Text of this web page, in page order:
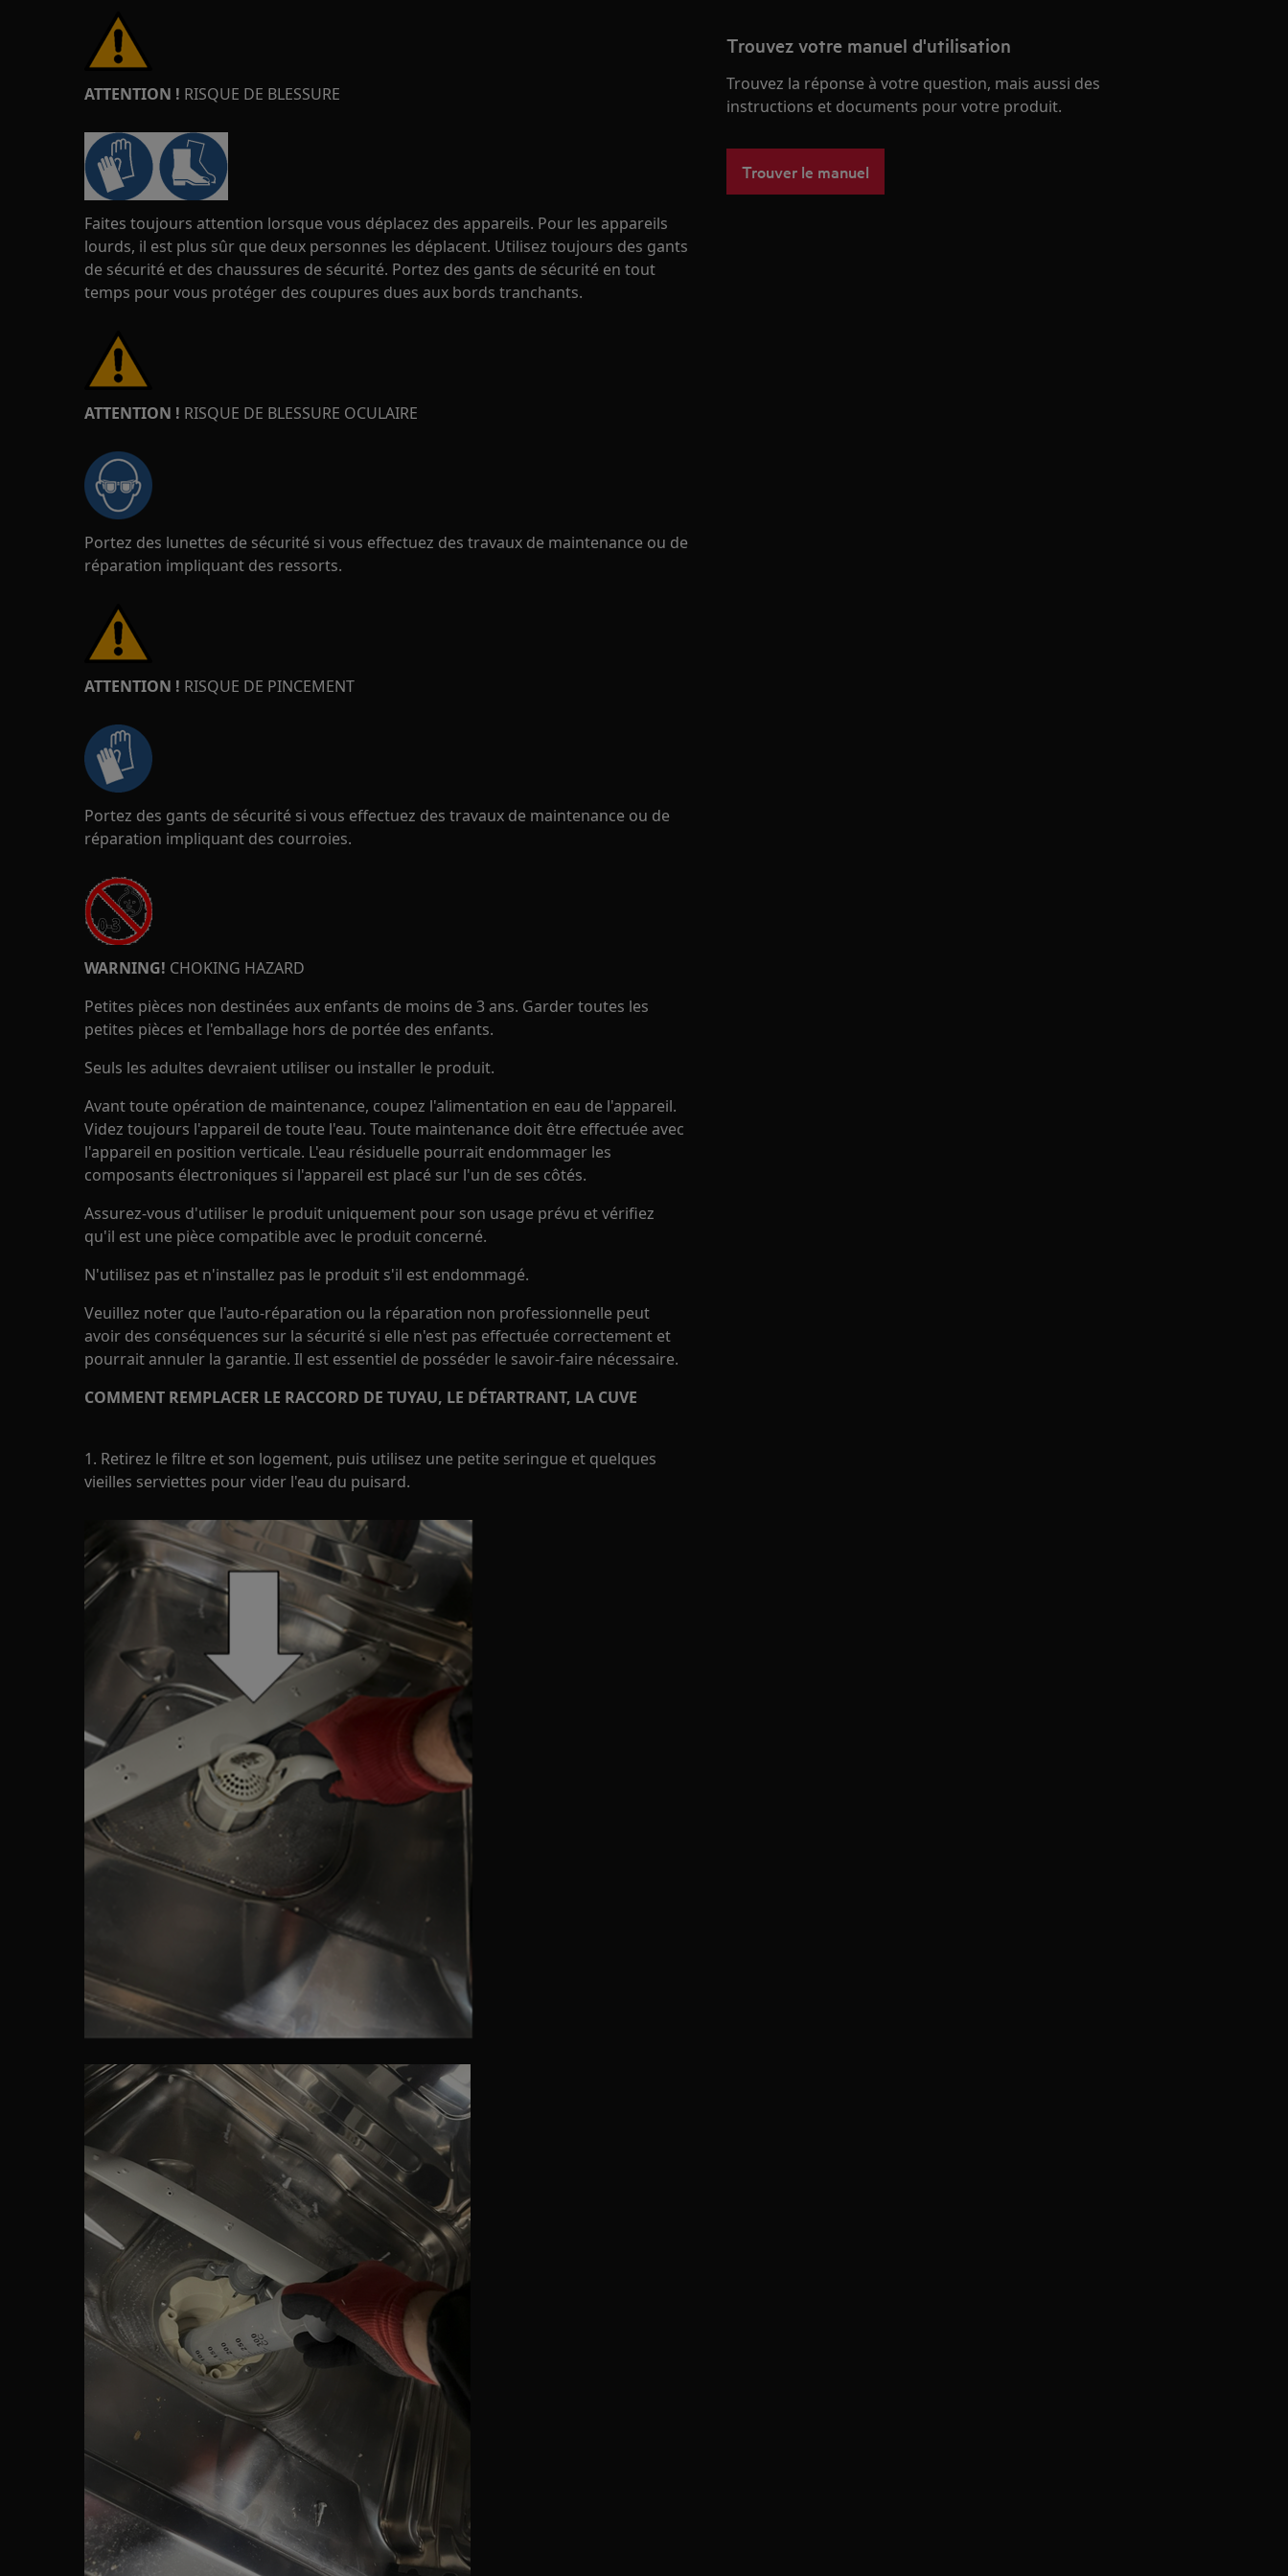
ATTENTION ! RISQUE DE BLESSURE
Faites toujours attention lorsque vous déplacez des appareils. Pour les appareils
lourds, il est plus sûr que deux personnes les déplacent. Utilisez toujours des gants
de sécurité et des chaussures de sécurité. Portez des gants de sécurité en tout
temps pour vous protéger des coupures dues aux bords tranchants.
ATTENTION ! RISQUE DE BLESSURE OCULAIRE
Portez des lunettes de sécurité si vous effectuez des travaux de maintenance ou de
réparation impliquant des ressorts.
ATTENTION ! RISQUE DE PINCEMENT
Portez des gants de sécurité si vous effectuez des travaux de maintenance ou de
réparation impliquant des courroies.
WARNING! CHOKING HAZARD
Petites pièces non destinées aux enfants de moins de 3 ans. Garder toutes les
petites pièces et l'emballage hors de portée des enfants.
Seuls les adultes devraient utiliser ou installer le produit.
Avant toute opération de maintenance, coupez l'alimentation en eau de l'appareil.
Videz toujours l'appareil de toute l'eau. Toute maintenance doit être effectuée avec
l'appareil en position verticale. L'eau résiduelle pourrait endommager les
composants électroniques si l'appareil est placé sur l'un de ses côtés.
Assurez-vous d'utiliser le produit uniquement pour son usage prévu et vérifiez
qu'il est une pièce compatible avec le produit concerné.
N'utilisez pas et n'installez pas le produit s'il est endommagé.
Veuillez noter que l'auto-réparation ou la réparation non professionnelle peut
avoir des conséquences sur la sécurité si elle n'est pas effectuée correctement et
pourrait annuler la garantie. Il est essentiel de posséder le savoir-faire nécessaire.
COMMENT REMPLACER LE RACCORD DE TUYAU, LE DÉTARTRANT, LA CUVE
1. Retirez le filtre et son logement, puis utilisez une petite seringue et quelques
vieilles serviettes pour vider l'eau du puisard.
Trouvez votre manuel d'utilisation
Trouvez la réponse à votre question, mais aussi des
instructions et documents pour votre produit.
Trouver le manuel